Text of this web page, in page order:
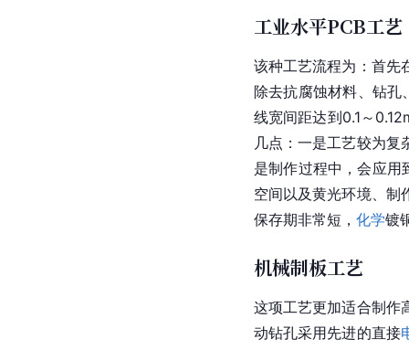
工业水平PCB工艺
该种工艺流程为：首先
除去抗腐蚀材料、钻孔
线宽间距达到0.1～
几点：一是工艺较为复
是制作过程中，会应用
空间以及黄光环境、制
保存期非常短， 化学镀
机械制板工艺
这项工艺更加适合制作
动钻孔采用先进的直接